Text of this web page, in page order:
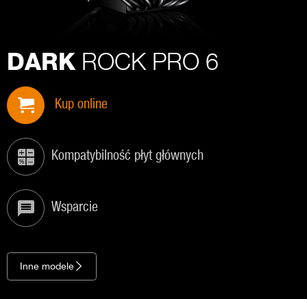
DARK ROCK PRO 6
Kup online
Kompatybilność płyt głównych
Wsparcie
Inne modele